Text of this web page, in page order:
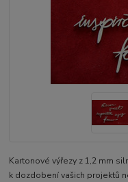
Kartonové výřezy z 1,2 mm
k dozdobení vašich projektů